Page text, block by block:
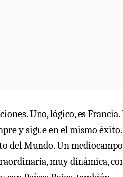
Uno, lógico, es Francia.
y sigue en el mismo
del Mundo. Un
muy dinámica,